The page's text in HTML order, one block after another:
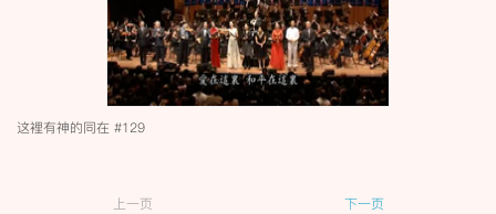
这裡有神的同在 #129
上一页 下一页